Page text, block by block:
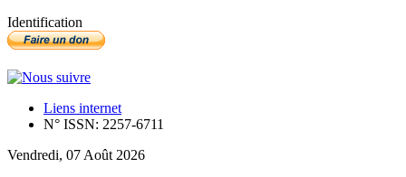
Identification
Liens internet
N° ISSN: 2257-6711
Vendredi, 07 Août 2026